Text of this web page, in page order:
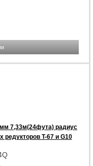
7,33м(24фута) радиус
T-67 и G10